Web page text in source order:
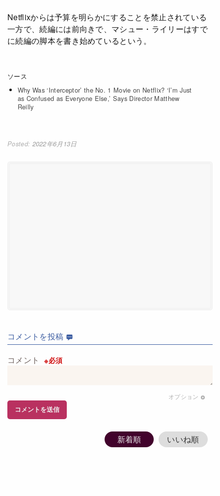
Netflixからは予算を明らかにすることを禁止されている
一方で、続編には前向きで、マシュー・ライリーはすで
に続編の脚本を書き始めているという。
ソース
Why Was ‘Interceptor’ the No. 1 Movie on Netflix? ‘I’m Just
as Confused as Everyone Else,’ Says Director Matthew
Reilly
2022年6月13日
コメント を投稿
コメント ※必須
オプション
コメント を送信
新着順 いいね順